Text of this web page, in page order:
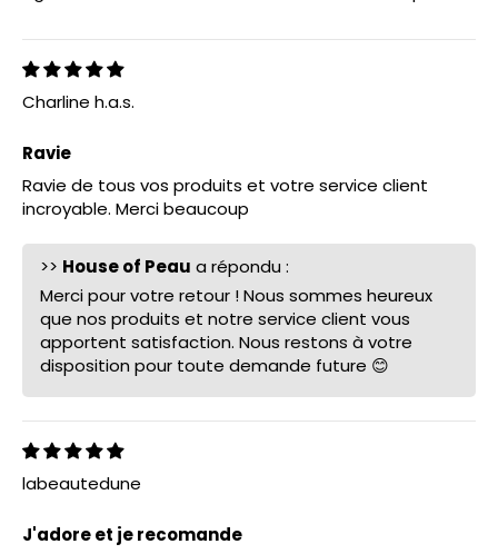
Charline h.a.s.
Ravie
Ravie de tous vos produits et votre service client
incroyable. Merci beaucoup
>> House of Peau a répondu :
Merci pour votre retour ! Nous sommes heureux
que nos produits et notre service client vous
apportent satisfaction. Nous restons à votre
disposition pour toute demande future 😊
labeautedune
J'adore et je recomande